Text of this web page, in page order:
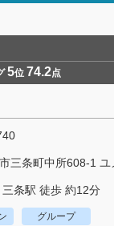
5位 74.2点
三条町中所608-1
条駅 徒歩 約12分
グループ